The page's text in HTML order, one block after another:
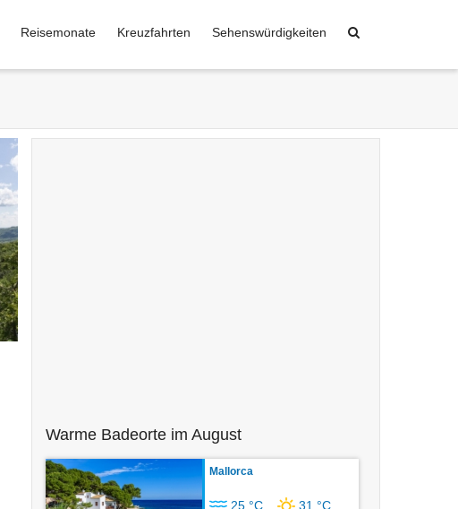
Reisemonate Kreuzfahrten Sehenswürdigkeiten
Warme Badeorte im August
Mallorca
25 °C
31 °C